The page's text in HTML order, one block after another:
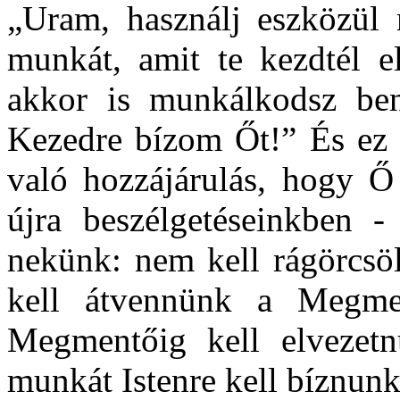
„Uram, használj
munkát, amit te kezdtél
akkor is munkálkodsz
Kezedre bízom Őt!” És
való hozzájárulás, hogy
újra beszélgetéseinkben
nekünk: nem kell
kell átvennünk a
Megmentőig kell
munkát Istenre kell